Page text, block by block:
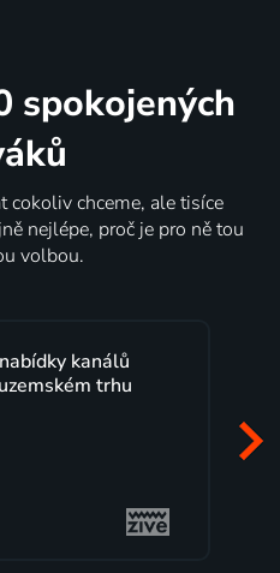
spokojených
cokoliv chceme, ale tisíce
nejlépe, proč je pro ně tou
volbou.
kanálů
trhu